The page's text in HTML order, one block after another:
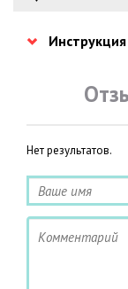
Нет результатов.